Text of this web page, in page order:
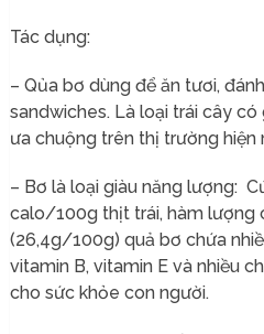
Tác dụng:
– Qủa bơ dùng để ăn tươi,
sandwiches. Là loại trái cây
ưa chuộng trên thị trường hiện
– Bơ là loại giàu năng lượng:
calo/100g thịt trái, hàm lượng
(26,4g/100g) quả bơ chứa
vitamin B, vitamin E và nhiều
cho sức khỏe con người.